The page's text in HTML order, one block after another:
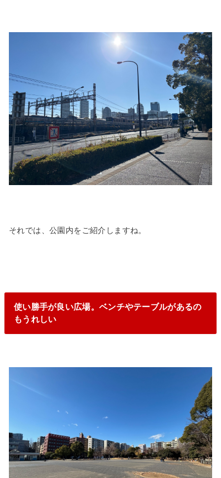
それでは、公園内をご紹介しますね。
使い勝手が良い広場。ベンチやテーブルがあるの
もうれしい